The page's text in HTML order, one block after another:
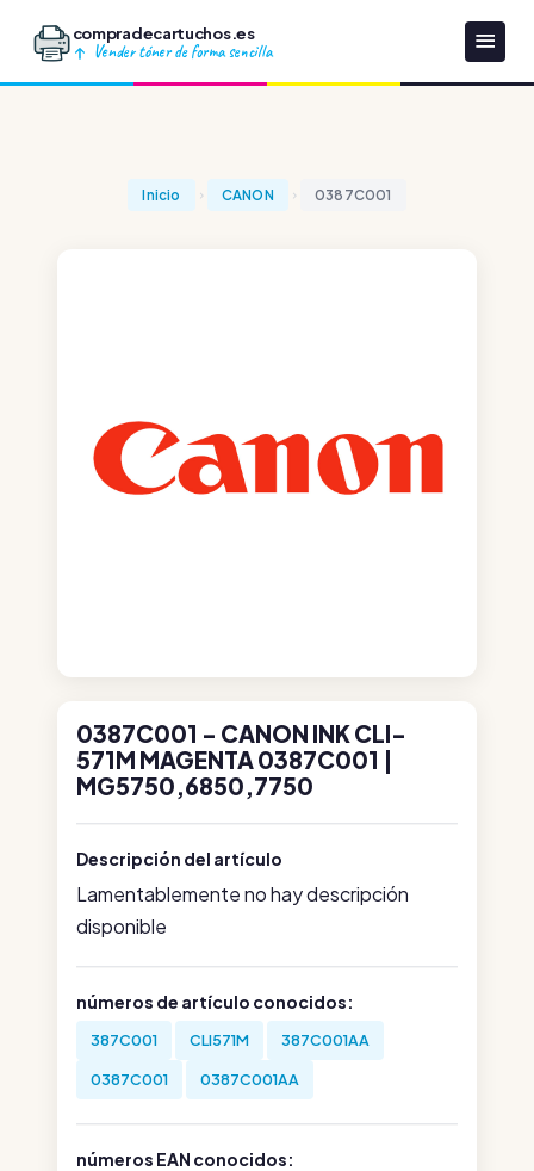
compradecartuchos.es
Vender tóner de forma sencilla
Inicio CANON 0387C001
0387C001 - CANON INK CLI-
571M MAGENTA 0387C001 |
MG5750,6850,7750
Descripción del artículo
Lamentablemente no hay descripción
disponible
números de artículo conocidos:
387C001 CLI571M 387C001AA
0387C001 0387C001AA
números EAN conocidos: